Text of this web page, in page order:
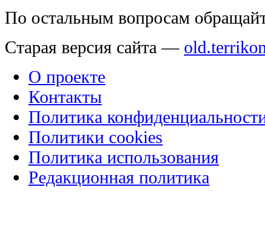
По остальным вопросам
Старая версия сайта —
О проекте
Контакты
Политика
Политики cookies
Политика использования
Редакционная политика